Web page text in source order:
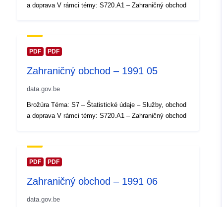
záznam:
Zemepisné
Identifikátory: Q35863#ID
Časové pokrytie:
a doprava V rámci témy: S720.A1 – Zahraničný obchod
PDF PDF
Zahraničný obchod – 1991 05
data.gov.be
Brožúra Téma: S7 – Štatistické údaje – Služby, obchod
a doprava V rámci témy: S720.A1 – Zahraničný obchod
PDF PDF
Zahraničný obchod – 1991 06
data.gov.be